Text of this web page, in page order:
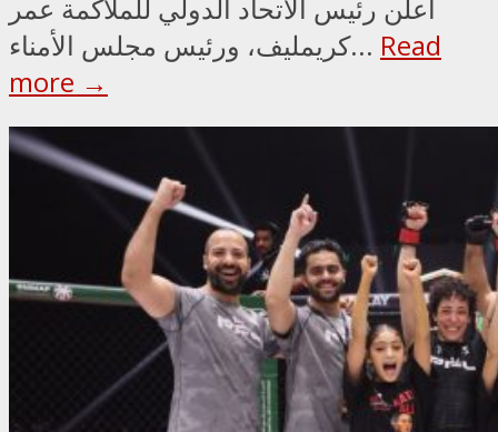
أعلن رئيس الاتحاد الدولي للملاكمة عمر
كريمليف، ورئيس مجلس الأمناء... Read
more →